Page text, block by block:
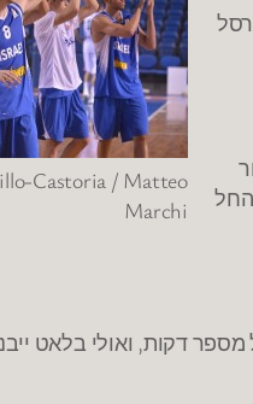
Castoria / Matteo
Marchi
החל
דקות, ואולי בלאט